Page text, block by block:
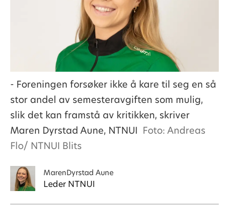
- Foreningen forsøker ikke å kare til seg en så
stor andel av semesteravgiften som mulig,
slik det kan framstå av kritikken, skriver
Maren Dyrstad Aune, NTNUI Foto: Andreas
Flo/ NTNUI Blits
MarenDyrstad Aune
Leder NTNUI